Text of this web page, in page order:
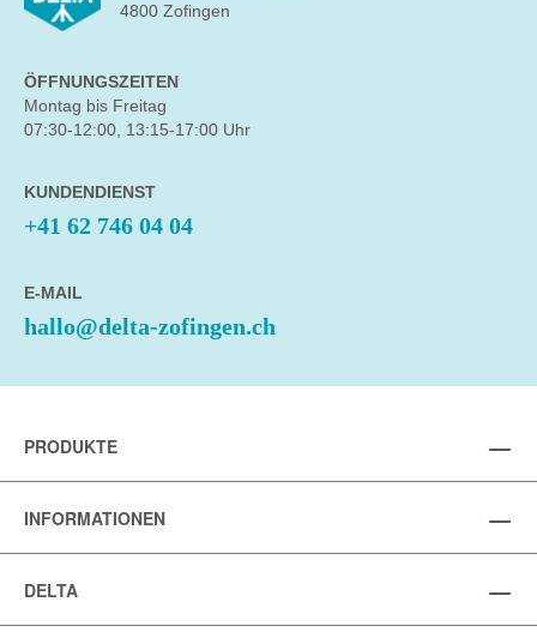
4800 Zofingen
ÖFFNUNGSZEITEN
Montag bis Freitag
07:30-12:00, 13:15-17:00 Uhr
KUNDENDIENST
+41 62 746 04 04
E-MAIL
hallo@delta-zofingen.ch
PRODUKTE
INFORMATIONEN
DELTA